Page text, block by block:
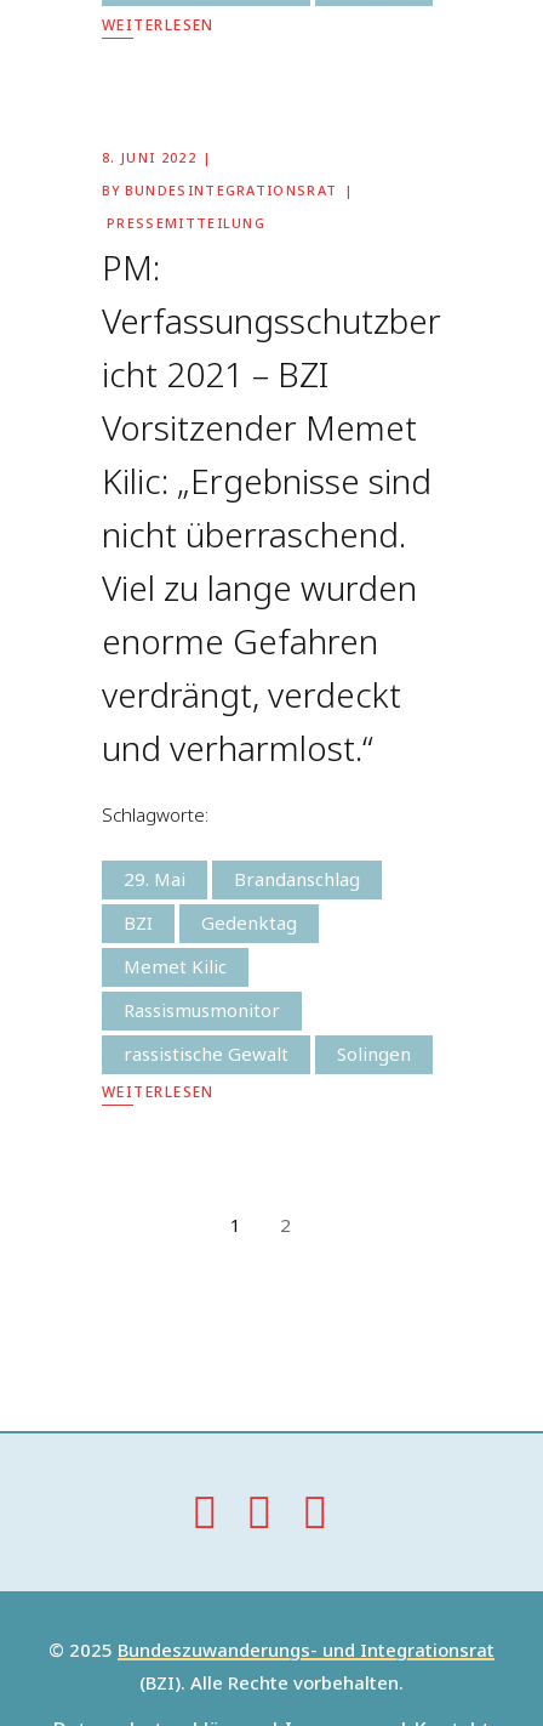
WEITERLESEN
8. JUNI 2022
BY BUNDESINTEGRATIONSRAT
PRESSEMITTEILUNG
PM:
Verfassungsschutzber
icht 2021 – BZI
Vorsitzender Memet
Kilic: „Ergebnisse sind
nicht überraschend.
Viel zu lange wurden
enorme Gefahren
verdrängt, verdeckt
und verharmlost.“
Schlagworte:
29. Mai
Brandanschlag
BZI
Gedenktag
Memet Kilic
Rassismusmonitor
rassistische Gewalt
Solingen
WEITERLESEN
1 2
© 2025 Bundeszuwanderungs- und Integrationsrat
(BZI). Alle Rechte vorbehalten.